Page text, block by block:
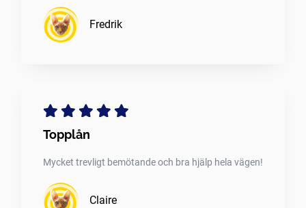
Fredrik
Topplån
Mycket trevligt bemötande och bra hjälp hela vägen!
Claire